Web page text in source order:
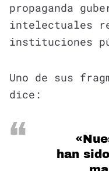
propaganda
intelectuales
instituciones
Uno de sus
dice:
han